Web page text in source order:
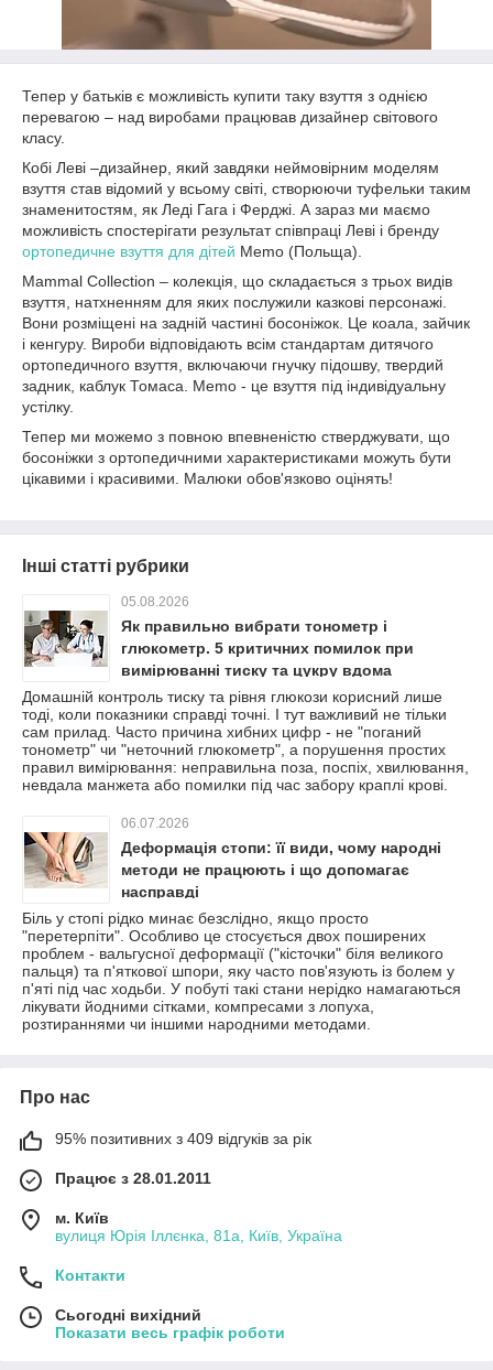
Тепер у батьків є можливість купити таку взуття з однією
перевагою – над виробами працював дизайнер світового
класу.
Кобі Леві –дизайнер, який завдяки неймовірним моделям
взуття став відомий у всьому світі, створюючи туфельки таким
знаменитостям, як Леді Гага і Ферджі. А зараз ми маємо
можливість спостерігати результат співпраці Леві і бренду
ортопедичне взуття для дітей Memo (Польща).
Mammal Collection – колекція, що складається з трьох видів
взуття, натхненням для яких послужили казкові персонажі.
Вони розміщені на задній частині босоніжок. Це коала, зайчик
і кенгуру. Вироби відповідають всім стандартам дитячого
ортопедичного взуття, включаючи гнучку підошву, твердий
задник, каблук Томаса. Memo - це взуття під індивідуальну
устілку.
Тепер ми можемо з повною впевненістю стверджувати, що
босоніжки з ортопедичними характеристиками можуть бути
цікавими і красивими. Малюки обов'язково оцінять!
Інші статті рубрики
05.08.2026
Як правильно вибрати тонометр і
глюкометр. 5 критичних помилок при
вимірюванні тиску та цукру вдома
Домашній контроль тиску та рівня глюкози корисний лише
тоді, коли показники справді точні. І тут важливий не тільки
сам прилад. Часто причина хибних цифр - не "поганий
тонометр" чи "неточний глюкометр", а порушення простих
правил вимірювання: неправильна поза, поспіх, хвилювання,
невдала манжета або помилки під час забору краплі крові.
06.07.2026
Деформація стопи: її види, чому народні
методи не працюють і що допомагає
насправді
Біль у стопі рідко минає безслідно, якщо просто
"перетерпіти". Особливо це стосується двох поширених
проблем - вальгусної деформації ("кісточки" біля великого
пальця) та п'яткової шпори, яку часто пов'язують із болем у
п'яті під час ходьби. У побуті такі стани нерідко намагаються
лікувати йодними сітками, компресами з лопуха,
розтираннями чи іншими народними методами.
Про нас
95% позитивних з 409 відгуків за рік
Працює з 28.01.2011
м. Київ
вулиця Юрія Іллєнка, 81а, Київ, Україна
Контакти
Сьогодні вихідний
Показати весь графік роботи